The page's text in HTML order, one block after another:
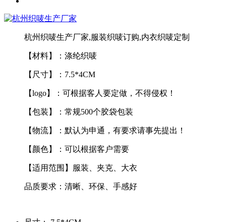
杭州织唛生产厂家,服装织唛订购,内衣织唛定制
【材料】：涤纶织唛
【尺寸】：7.5*4CM
【logo】：可根据客人要定做，不得侵权！
【包装】：常规500个胶袋包装
【物流】：默认为申通，有要求请事先提出！
【颜色】：可以根据客户需要
【适用范围】服装、夹克、大衣
品质要求：清晰、环保、手感好